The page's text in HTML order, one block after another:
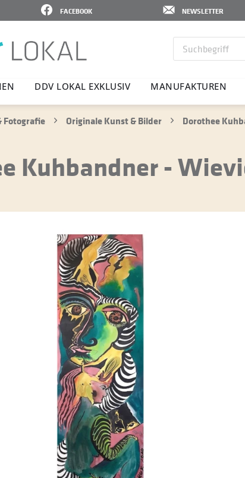
NEWSLETTER
FACEBOOK
DDV LOKAL EXKLUSIV MANU­FAK­TUREN
Fotografie Originale Kunst & Bilder Dorothee
Kuhbandner -